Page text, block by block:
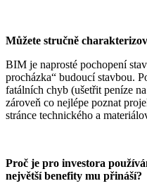
Můžete stručně
BIM je naprosté pochopení
procházka“ budoucí stavbou.
fatálních chyb (ušetřit peníze
zároveň co nejlépe poznat
stránce technického a
Proč je pro investora
největší benefity mu přináší?